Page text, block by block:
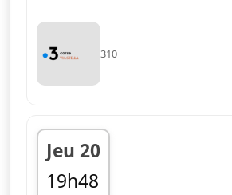
310
Jeu 20
19h48